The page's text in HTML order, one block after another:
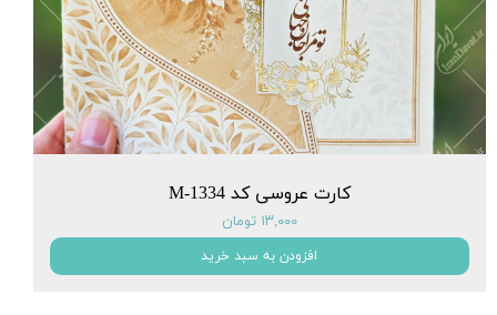
کارت عروسی کد M-1334
۱۳,۰۰۰ تومان
افزودن به سبد خرید